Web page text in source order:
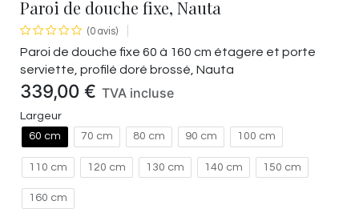
Paroi de douche fixe, Nauta
(0 avis)
Paroi de douche fixe 60 à 160 cm étagere et porte
serviette, profilé doré brossé, Nauta
339,00 € TVA incluse
Largeur
60 cm 70 cm 80 cm 90 cm 100 cm
110 cm 120 cm 130 cm 140 cm 150 cm
160 cm